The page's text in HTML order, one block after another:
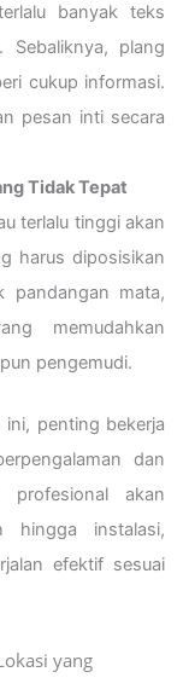
banyak teks
Sebaliknya, plang
cukup informasi.
pesan inti secara
Tidak Tepat
terlalu tinggi akan
harus diposisikan
pandangan mata,
memudahkan
pengemudi.
penting bekerja
dan
profesional akan
hingga instalasi,
efektif sesuai
yang